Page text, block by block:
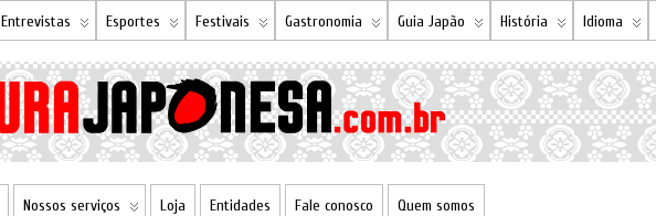
Entrevistas Esportes Festivais Gastronomia Guia Japão História Idioma
Nossos serviços Loja Entidades Fale conosco Quem somos